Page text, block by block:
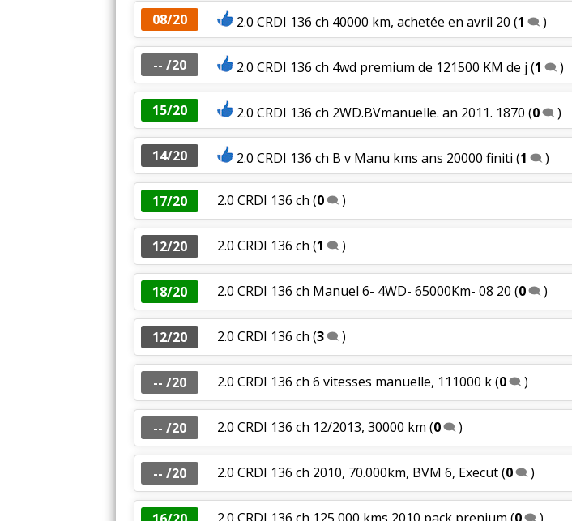
08/20 2.0 CRDI 136 ch 40000 km, achetée en avril 20 (1 )
-- /20 2.0 CRDI 136 ch 4wd premium de 121500 KM de j (1 )
15/20 2.0 CRDI 136 ch 2WD.BVmanuelle. an 2011. 1870 (0 )
14/20 2.0 CRDI 136 ch B v Manu kms ans 20000 finiti (1 )
17/20 2.0 CRDI 136 ch (0 )
12/20 2.0 CRDI 136 ch (1 )
18/20 2.0 CRDI 136 ch Manuel 6- 4WD- 65000Km- 08 20 (0 )
12/20 2.0 CRDI 136 ch (3 )
-- /20 2.0 CRDI 136 ch 6 vitesses manuelle, 111000 k(0 )
-- /20 2.0 CRDI 136 ch 12/2013, 30000 km (0 )
-- /20 2.0 CRDI 136 ch 2010, 70.000km, BVM 6, Execut(0 )